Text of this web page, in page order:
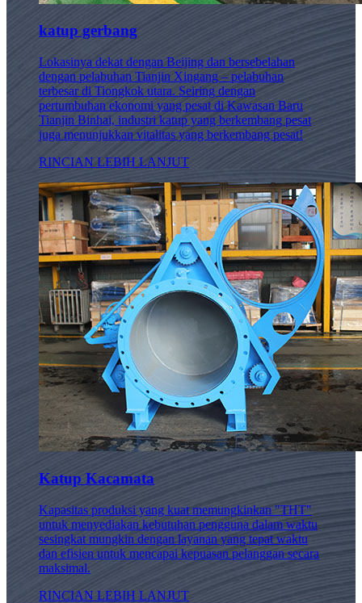
katup gerbang
Lokasinya dekat dengan Beijing dan bersebelahan
dengan pelabuhan Tianjin Xingang – pelabuhan
terbesar di Tiongkok utara. Seiring dengan
pertumbuhan ekonomi yang pesat di Kawasan Baru
Tianjin Binhai, industri katup yang berkembang pesat
juga menunjukkan vitalitas yang berkembang pesat!
RINCIAN LEBIH LANJUT
Katup Kacamata
Kapasitas produksi yang kuat memungkinkan "THT"
untuk menyediakan kebutuhan pengguna dalam waktu
sesingkat mungkin dengan layanan yang tepat waktu
dan efisien untuk mencapai kepuasan pelanggan secara
maksimal.
RINCIAN LEBIH LANJUT